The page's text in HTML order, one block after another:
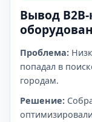
Вывод B2B-
Проблема:
попадал в
городам.
Решение: